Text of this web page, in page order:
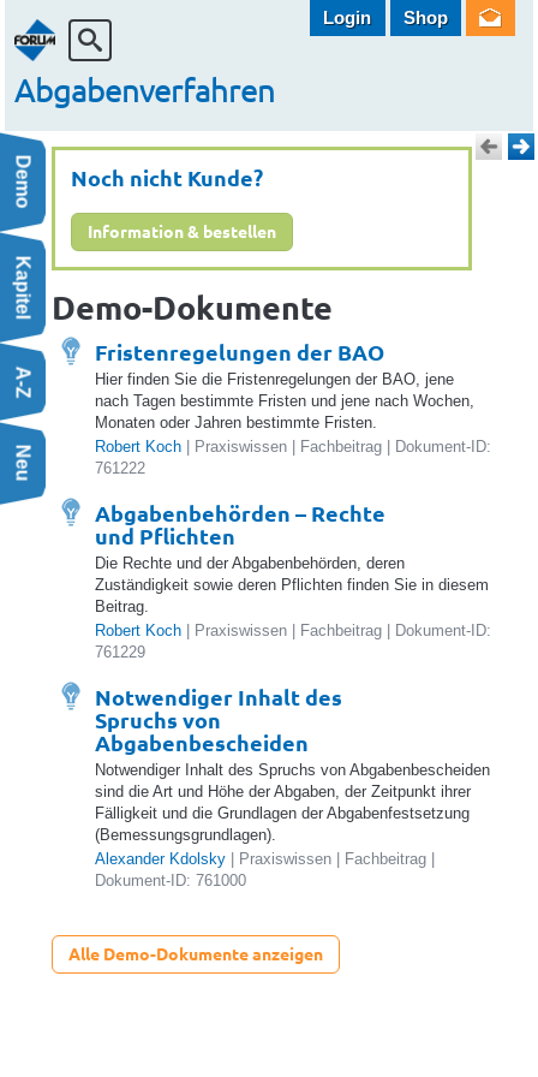
Abgabenverfahren
Login Shop
| Fachbeitrag
BAO im eigenen Wirkungsbereich der Gemeinde |
des EWB der Gemeinde bis zu vier Wochen | Schriftsatzmuster
| Fachbeitrag
Demo
Kapitel
A-Z
Neu
Noch nicht Kunde?
Information & bestellen
Demo-Dokumente
Fristenregelungen der BAO
Hier finden Sie die Fristenregelungen der BAO, jene
nach Tagen bestimmte Fristen und jene nach Wochen,
Monaten oder Jahren bestimmte Fristen.
Robert Koch | Praxiswissen | Fachbeitrag | Dokument-ID:
761222
Abgabenbehörden – Rechte
und Pflichten
Die Rechte und der Abgabenbehörden, deren
Zuständigkeit sowie deren Pflichten finden Sie in diesem
Beitrag.
Robert Koch | Praxiswissen | Fachbeitrag | Dokument-ID:
761229
Notwendiger Inhalt des
Spruchs von
Abgabenbescheiden
Notwendiger Inhalt des Spruchs von Abgabenbescheiden
sind die Art und Höhe der Abgaben, der Zeitpunkt ihrer
Fälligkeit und die Grundlagen der Abgabenfestsetzung
(Bemessungsgrundlagen).
Alexander Kdolsky | Praxiswissen | Fachbeitrag |
Dokument-ID: 761000
Alle Demo-Dokumente anzeigen